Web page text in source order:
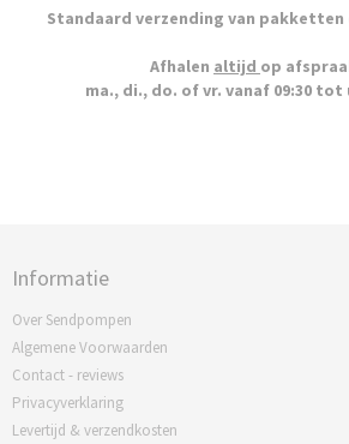
Standaard verzending van pakketten
Afhalen altijd op
ma., di., do. of vr. vanaf 09:30
Informatie
Over Sendpompen
Algemene Voorwaarden
Contact - reviews
Privacyverklaring
Levertijd & verzendkosten